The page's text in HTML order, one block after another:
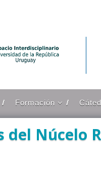
Formación
Doctorado en
Informática en la
Educación de
UFRGS-UDELAR
del Núcelo